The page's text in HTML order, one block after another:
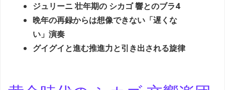
ジュリーニ 壮年期の シカゴ 響とのブラ4
晩年の再録からは想像できない「遅くな
い」演奏
グイグイと進む推進力と引き出される旋律